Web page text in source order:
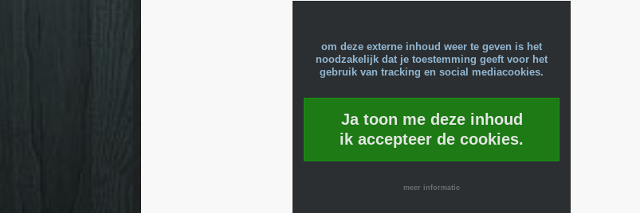
om deze externe inhoud weer te geven is het
noodzakelijk dat je toestemming geeft voor het
gebruik van tracking en social mediacookies.
Ja toon me deze inhoud
ik accepteer de cookies.
meer informatie